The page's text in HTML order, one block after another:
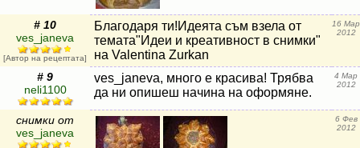
# 10
ves_janeva
[Автор на рецептата]
Благодаря ти!Идеята съм взела от
темата"Идеи и креативност в снимки"
на Valentina Zurkan
16 Мар
2012
# 9
neli1100
ves_janeva, много е красива! Трябва
да ни опишеш начина на оформяне.
4 Мар
2012
снимки от
ves_janeva
6 Фев
2012